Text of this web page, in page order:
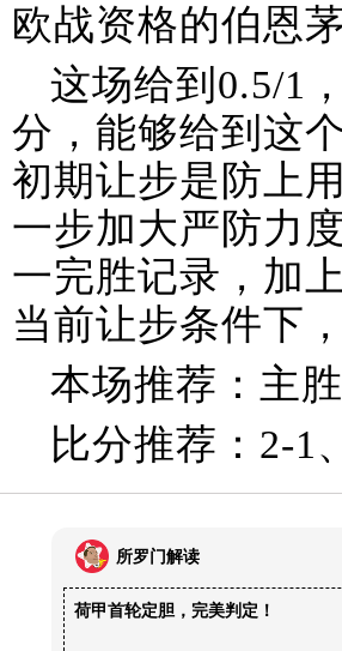
欧战资格的伯恩茅
这场给到0.5/1
分，能够给到这
初期让步是防上
一步加大严防力
一完胜记录，加
当前让步条件下
本场推荐：主胜
比分推荐：2-1
所罗门解读
荷甲首轮定胆，完美判定！